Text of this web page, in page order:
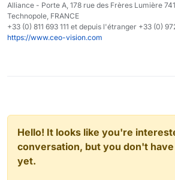
Alliance - Porte A, 178 rue des Frères Lumière
Technopole, FRANCE
+33 (0) 811 693 111 et depuis l'étranger +33 (0)
https://www.ceo-vision.com
Hello! It looks like you're
conversation, but you don't
yet.